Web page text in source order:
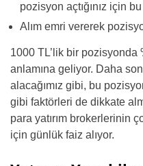
pozisyon açtığınız için
Alım emri vererek
1000 TL’lik bir pozisyonda
anlamına geliyor. Daha
alacağımız gibi, bu
gibi faktörleri de dikkate
para yatırım brokerlerinin
için günlük faiz alıyor.